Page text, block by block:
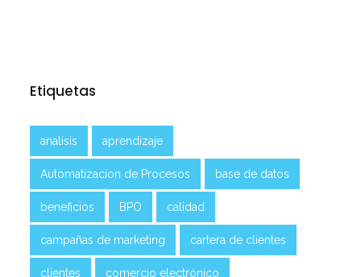
Etiquetas
analisis aprendizaje
Automatizacion de Procesos base de datos
beneficios BPO calidad
campañas de marketing cartera de clientes
clientes comercio electrónico